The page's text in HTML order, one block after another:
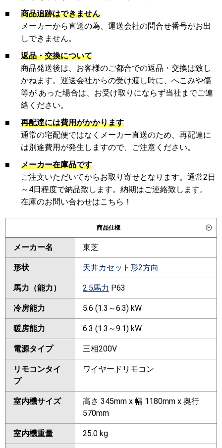
■
商品追跡はできません
メーカーから直送の為、運送会社の問合せ番号がお出
しできません。
■
返品・交換について
商品発送後は、お客様のご都合での返品・交換は致し
かねます。運送会社からの受け渡し時に、へこみや傷
等が あった場合は、お受け取りにならず当社までご連
絡ください。
■
再配達には費用がかかります
通常の宅配便ではなくメーカー直送のため、再配達に
は別途費用が発生しますので、ご注意ください。
■
メーカー在庫品です
ご注文いただいてからお取り寄せとなります。通常2日
～4日程度で納品致します。納期はご連絡致します。
在庫のお問い合わせはこちら！
商品仕様
メーカー名 東芝
形状 天井カセット形2方向
馬力（能力） 2.5馬力 P63
冷房能力 5.6 (1.3～6.3) kW
暖房能力 6.3 (1.3～9.1) kW
電源タイプ 三相200V
リモコンタイ
プ
ワイヤードリモコン
室内機サイズ
高さ 345mm x 幅 1180mm x 奥行
570mm
室内機重量 25.0 kg